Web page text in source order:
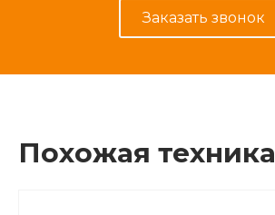
Заказать звонок
Похожая техника